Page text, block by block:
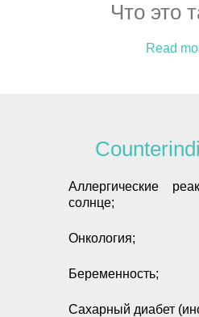
Что это
Read
Аллергические
солнце;
Онкология;
Беременность;
Сахарный диабет